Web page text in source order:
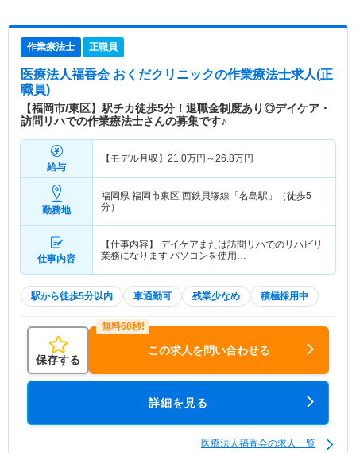
作業療法士 正職員
医療法人福香会 おくだクリニックの作業療法士求人(正
職員)
【福岡市/東区】駅チカ徒歩5分！退職金制度あり◎デイケア・
訪問リハでの作業療法士さんの募集です♪
給与
【モデル月収】 21.0万円～26.8万円
勤務地
福岡県 福岡市東区 西鉄貝塚線「名島駅」（徒歩5
分）
仕事内容
【仕事内容】 デイケアまたは訪問リハでのリハビリ
業務になります パソコンを使用…
駅から徒歩5分以内 車通勤可 残業少なめ 積極採用中
保存する
この求人を問い合わせる
詳細を見る
医療法人福香会の求人一覧